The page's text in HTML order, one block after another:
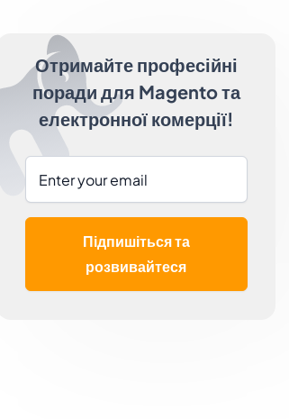
Отримайте професійні
поради для Magento та
електронної комерції!
Підпишіться та
розвивайтеся